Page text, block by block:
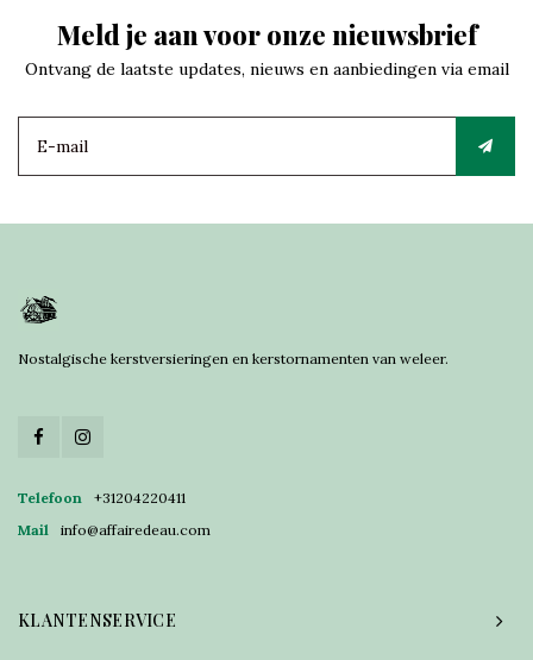
Meld je aan voor onze nieuwsbrief
Ontvang de laatste updates, nieuws en aanbiedingen via email
Nostalgische kerstversieringen en kerstornamenten van weleer.
Telefoon
+31204220411
Mail
info@affairedeau.com
KLANTENSERVICE